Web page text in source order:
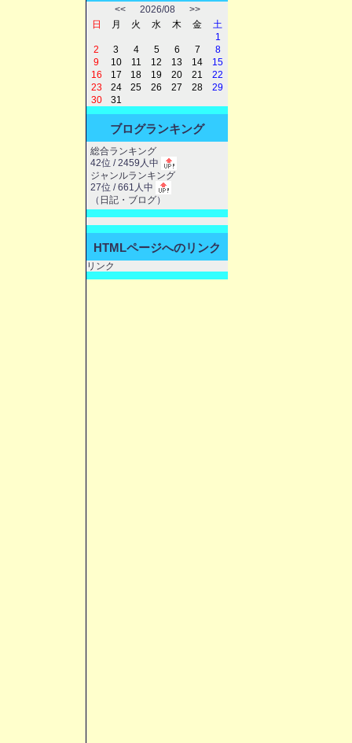
<<2026/08 >>
日
月 火 水 木 金
土
1
2
3 4 5 6 7
8
9
10 11 12 13 14
15
16
17 18 19 20 21
22
23
24 25 26 27 28
29
30
31
ブログランキング
総合ランキング
42位 / 2459人中
ジャンルランキング
27位 / 661人中
（ 日記・ブログ）
HTMLページへのリンク
リンク